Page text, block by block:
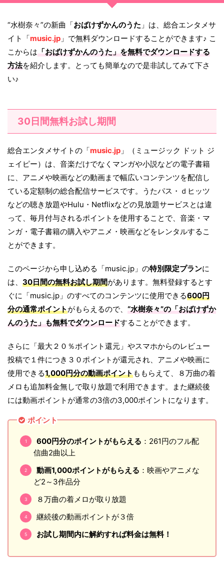
“水樹奈々”の新曲「おばけずかんのうた 」は、総合エンタメサ
イト「music.jp 」で無料ダウンロードすることができます♪ こ
こからは「おばけずかんのうた」を無料でダウンロードする
方法を紹介します。とっても簡単なので是非試してみて下さ
い♪
30日間無料お試し期間
総合エンタメサイトの「music.jp 」（ミュージック ドット ジ
ェイピー）は、音楽だけでなくマンガや小説などの電子書籍
に、アニメや映画などの動画まで幅広いコンテンツを配信し
ている定額制の総合配信サービスです。うたパス・ｄヒッツ
などの聴き放題やHulu・Netflixなどの見放題サービスとは違
って、毎月付与されるポイントを使用することで、音楽・マ
ンガ・電子書籍の購入やアニメ・映画などをレンタルするこ
とができます。
このページから申し込める「music.jp」の特別限定プランに
は、 30日間の無料お試し期間があります。無料登録するとす
ぐに「music.jp」のすべてのコンテンツに使用できる600円
分の通常ポイントがもらえるので、 “水樹奈々”の「おばけずか
んのうた」も無料でダウンロードすることができます。
さらに「最大２０％ポイント還元」やスマホからのレビュー
投稿で１件につき３０ポイントが還元され、アニメや映画に
使用できる1,000円分の動画ポイントももらえて、８万曲の着
メロも追加料金無しで取り放題で利用できます。また継続後
には動画ポイントが通常の3倍の3,000ポイントになります。
ポイント
600円分のポイントがもらえる ：261円のフル配
信曲2曲以上
動画1,000ポイントがもらえる ：映画やアニメな
ど2～3作品分
８万曲の着メロが取り放題
継続後の動画ポイントが３倍
お試し期間内に解約すれば料金は無料！